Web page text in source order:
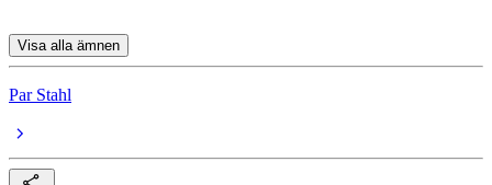
Visa alla ämnen
Par Stahl